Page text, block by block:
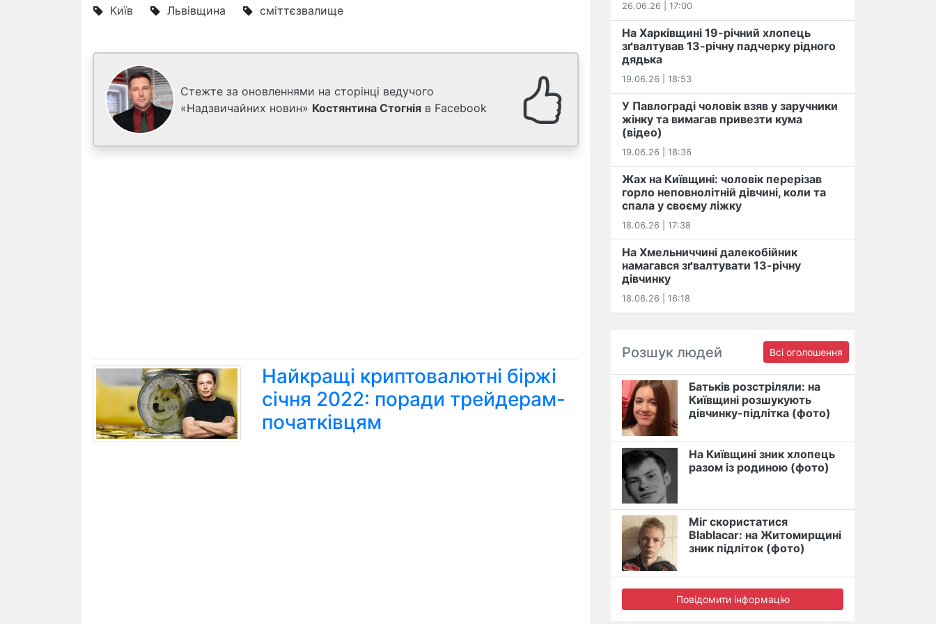
Київ Львівщина сміттєзвалище
Стежте за оновленнями на сторінці ведучого
«Надзвичайних новин» Костянтина Стогнія в Facebook
Найкращі криптовалютні біржі
січня 2022: поради трейдерам-
початківцям
26.06.26 | 17:00
На Харківщині 19-річний хлопець​
️зґвалтував 13-річну падчерку рідного
дядька
19.06.26 | 18:53
У Павлограді чоловік взяв у заручники
жінку та вимагав привезти кума
(відео)
19.06.26 | 18:36
Жах на Київщині: чоловік перерізав
горло неповнолітній дівчині, коли та
спала у своєму ліжку
18.06.26 | 17:38
На Хмельниччині далекобійник
намагався зґвалтувати 13-річну
дівчинку
18.06.26 | 16:18
Розшук людей Всі оголошення
Батьків розстріляли: на
Київщині розшукують
дівчинку-підлітка (фото)
На Київщині зник хлопець
разом із родиною (фото)
Міг скористатися
Blablacar: на Житомирщині
зник підліток (фото)
Повідомити інформацію